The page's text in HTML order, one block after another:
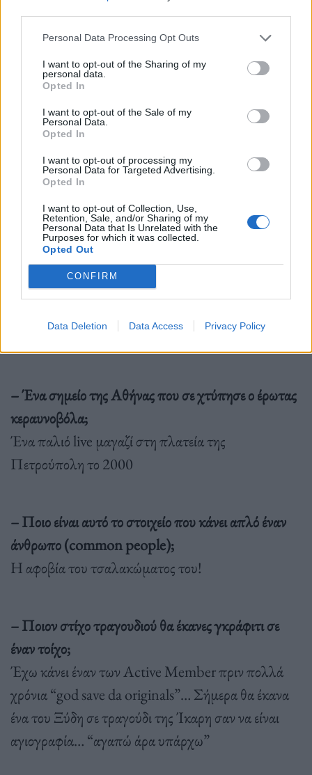
Personal Data Processing Opt Outs
I want to opt-out of the Sharing of my
personal data.
Opted In
I want to opt-out of the Sale of my
Personal Data.
Opted In
I want to opt-out of processing my
Personal Data for Targeted Advertising.
Opted In
I want to opt-out of Collection, Use,
Retention, Sale, and/or Sharing of my
Personal Data that Is Unrelated with the
Purposes for which it was collected.
Opted Out
CONFIRM
Data Deletion Data Access Privacy Policy
γράψει ένα σενάριο για σειρά επιστημονικής
φαντασίας που λέγεται “Ψυχές καμμένες στο φως”!
να το βάλει σε προτεραιότητα!
– Ένα σημείο της Αθήνας που σε χτύπησε ο έρωτας
κεραυνοβόλα;
Ένα παλιό live μαγαζί στη πλατεία της
Πετρούπολη το 2000
– Ποιο είναι αυτό το στοιχείο που κάνει απλό έναν
άνθρωπο (common people);
Η αφοβία του τσαλακώματος του!
– Ποιον στίχο τραγουδιού θα έκανες γκράφιτι σε
έναν τοίχο;
Έχω κάνει έναν των Active Μember πριν πολλά
χρόνια “god save da originals”… Σήμερα θα έκανα
ένα του Ξύδη σε τραγούδι της Ίκαρη σαν να είναι
αγιογραφία… “αγαπώ άρα υπάρχω”